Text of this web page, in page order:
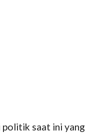
politik saat ini yang